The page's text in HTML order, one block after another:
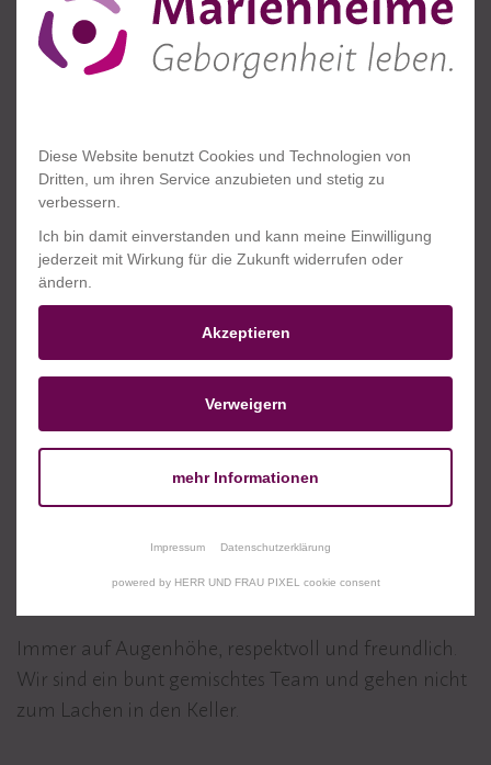
Automatische Gehaltserhöhung
Jahressonderzahlung.Aktuelle Vergütung ansehen.
02
Arbeitgeberfinanzierte Zusatzrente
03
Immer auf Augenhöhe, respektvoll und freundlich.
Wir sind ein bunt gemischtes Team und gehen nicht
zum Lachen in den Keller.
Diese Website benutzt Cookies und Technologien von
Dritten, um ihren Service anzubieten und stetig zu
verbessern.
Ich bin damit einverstanden und kann meine Einwilligung
jederzeit mit Wirkung für die Zukunft widerrufen oder
ändern.
Akzeptieren
Verweigern
mehr Informationen
Impressum Datenschutzerklärung
powered by HERR UND FRAU PIXEL cookie consent